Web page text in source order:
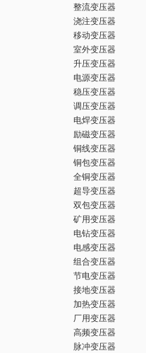
整流变压器
浇注变压器
移动变压器
室外变压器
升压变压器
电源变压器
稳压变压器
调压变压器
电焊变压器
励磁变压器
铜线变压器
铜包变压器
全铜变压器
超导变压器
双包变压器
矿用变压器
电钻变压器
电感变压器
组合变压器
节电变压器
接地变压器
加热变压器
厂用变压器
高频变压器
脉冲变压器